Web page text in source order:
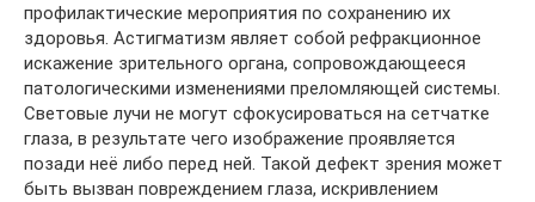
профилактические мероприятия по сохранению их
здоровья. Астигматизм являет собой рефракционное
искажение зрительного органа, сопровождающееся
патологическими изменениями преломляющей системы.
Световые лучи не могут сфокусироваться на сетчатке
глаза, в результате чего изображение проявляется
позади неё либо перед ней. Такой дефект зрения может
быть вызван повреждением глаза, искривлением